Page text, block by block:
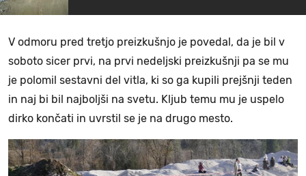
V odmoru pred tretjo preizkušnjo je povedal, da je bil v
soboto sicer prvi, na prvi nedeljski preizkušnji pa se mu
je polomil sestavni del vitla, ki so ga kupili prejšnji teden
in naj bi bil najboljši na svetu. Kljub temu mu je uspelo
dirko končati in uvrstil se je na drugo mesto.